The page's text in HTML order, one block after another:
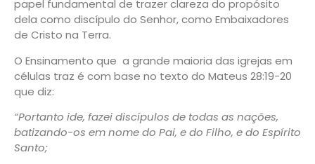
papel fundamental de trazer clareza do propósito
dela como discípulo do Senhor, como Embaixadores
de Cristo na Terra.
O Ensinamento que a grande maioria das igrejas em
células traz é com base no texto do Mateus 28:19-20
que diz:
“Portanto ide, fazei discípulos de todas as nações,
batizando-os em nome do Pai, e do Filho, e do Espírito
Santo;